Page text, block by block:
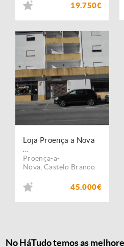
19.750€
Loja Proença a Nova
Proença-a-
Nova ,Castelo Branco
45.000€
No HáTudo temos as